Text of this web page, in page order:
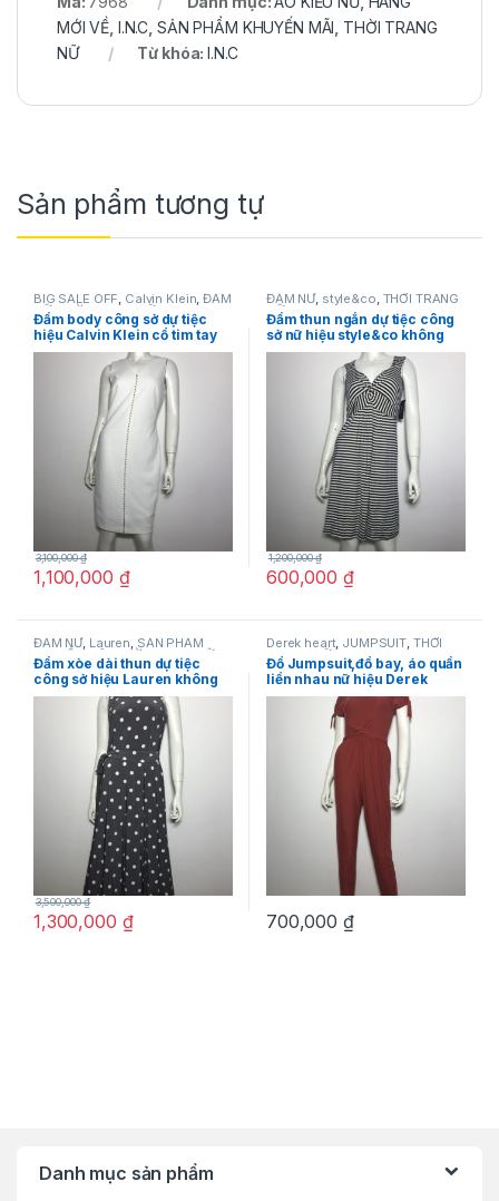
MỚI VỀ I.N.C SẢN PHẨM KHUYẾN MÃI THỜI TRANG
NỮ
Từ khóa:I.N.C
Sản phẩm tương tự
BIG SALE OFF, Calvin Klein,ĐẦM
NỮ, THỜI TRANG NỮ
Đầm body công sở dự tiệc
hiệu Calvin Klein cổ tim tay
ngắn màu trắng size 2 chính
1,100,000 ₫
3,100,000₫
ĐẦM NỮ, style&co, THỜI TRANG
NỮ
Đầm thun ngắn dự tiệc công
sở nữ hiệu style&co không
tay sọc ngang trắng đen size
PS chính hãng
600,000 ₫
1,200,000₫
ĐẦM NỮ, Lauren SẢN PHẨM
KHUYẾN MÃI ,THỜI TRANG NỮ
Đầm xòe dài thun dự tiệc
công sở hiệu Lauren không
tay màu xám chấm bi trắng
thắt nơ eo size 4 chính hãng
1,300,000 ₫
3,500,000₫
Derek heart, JUMPSUIT THỜI
TRANG NỮ
Đồ Jumpsuit,đồ bay, áo quần
liền nhau nữ hiệu Derek
heart tay ngắn có nơ màu
nâu đỏ size S chính hãng
700,000 ₫
Danh mục sản phẩm